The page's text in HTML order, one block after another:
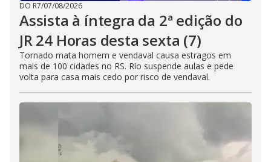
DO R7/07/08/2026
Assista à íntegra da 2ª edição do
JR 24 Horas desta sexta (7)
Tornado mata homem e vendaval causa estragos em
mais de 100 cidades no RS. Rio suspende aulas e pede
volta para casa mais cedo por risco de vendaval.